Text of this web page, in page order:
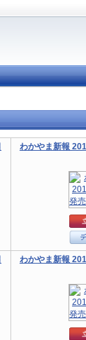
わかやま新報
わかやま新報